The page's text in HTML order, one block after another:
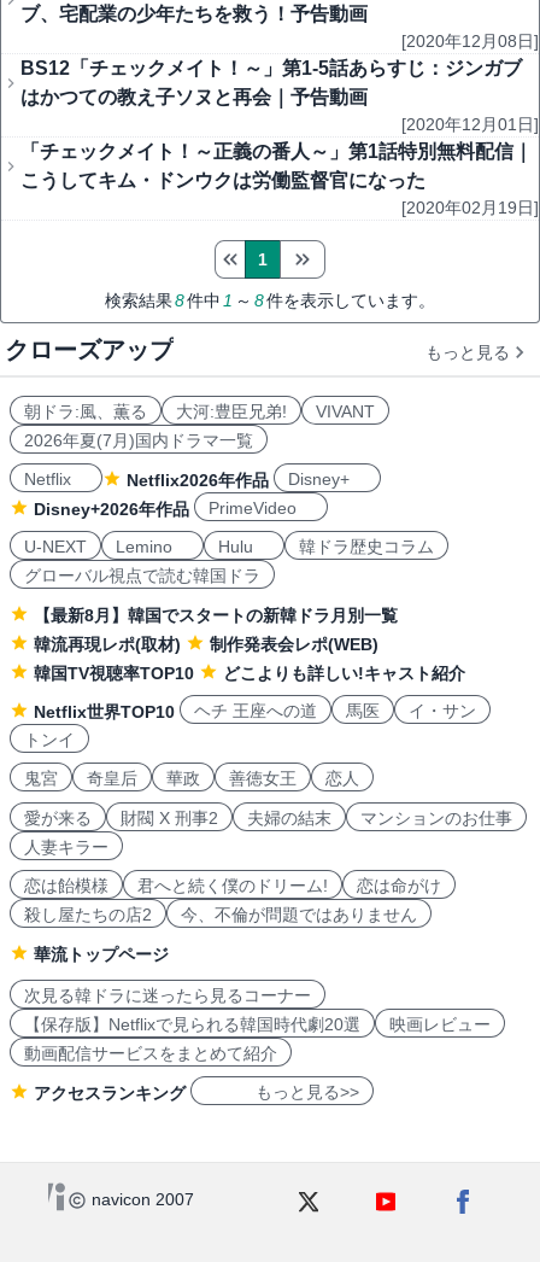
ブ、宅配業の少年たちを救う！予告動画
[2020年12月08日]
BS12「チェックメイト！～」第1-5話あらすじ：ジンガブ
はかつての教え子ソヌと再会｜予告動画
[2020年12月01日]
「チェックメイト！～正義の番人～」第1話特別無料配信｜
こうしてキム・ドンウクは労働監督官になった
[2020年02月19日]
検索結果8件中 1 ～ 8件を表示しています。
1
クローズアップ もっと見る
朝ドラ:風、薫る 大河:豊臣兄弟!
VIVANT
2026年夏(7月)国内ドラマ一覧
Netflix
Netflix2026年作品
Disney+
Disney+2026年作品
PrimeVideo
U-NEXT
Lemino Hulu
韓ドラ歴史コラム
グローバル視点で読む韓国ドラ
【最新8月】韓国でスタートの新韓ドラ月別一覧
韓流再現レポ(取材)
制作発表会レポ(WEB)
韓国TV視聴率TOP10
どこよりも詳しい!キャスト紹介
Netflix世界TOP10
ヘチ 王座への道 馬医
イ・サン
トンイ
鬼宮
奇皇后 華政 善徳女王 恋人
愛が来る 財閥 X 刑事2 夫婦の結末
マンションのお仕事
人妻キラー
恋は飴模様
君へと続く僕のドリーム!
恋は命がけ
殺し屋たちの店2
今、不倫が問題ではありません
華流トップページ
次見る韓ドラに迷ったら見るコーナー
【保存版】Netflixで見られる韓国時代劇20選
映画レビュー
動画配信サービスをまとめて紹介
アクセスランキング もっと見る>>
navicon 2007